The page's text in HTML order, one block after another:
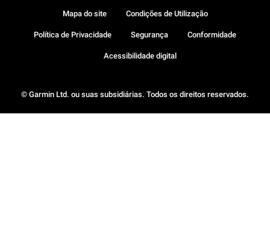
© Garmin Ltd. ou suas subsidiárias. Todos os direitos reservados.
Mapa do site Condições de Utilização
Política de Privacidade Segurança Conformidade
Acessibilidade digital